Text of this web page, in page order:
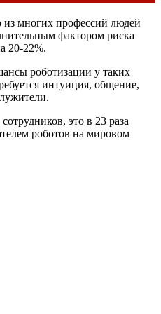
из многих профессий людей
фактором риска
20-22%.
роботизации у таких
интуиция, общение,
это в 23 раза
роботов на мировом